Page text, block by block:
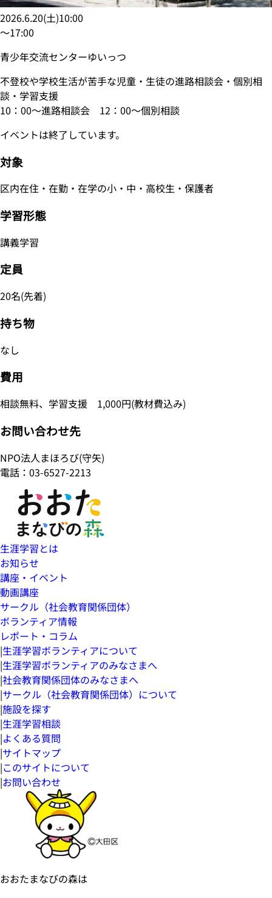
2026.6.20(土)10:00
〜17:00
青少年交流センターゆいっつ
不登校や学校生活が苦手な児童・生徒の進路相談会・個別相
談・学習支援
10：00～進路相談会 12：00～個別相談
イベントは終了しています。
対象
区内在住・在勤・在学の小・中・高校生・保護者
学習形態
講義学習
定員
20名(先着)
持ち物
なし
費用
相談無料、学習支援 1,000円(教材費込み)
お問い合わせ先
NPO法人まほろび(守矢)
電話：03-6527-2213
生涯学習とは
お知らせ
講座・イベント
動画講座
サークル（社会教育関係団体）
ボランティア情報
レポート・コラム
|生涯学習ボランティアについて
|生涯学習ボランティアのみなさまへ
|社会教育関係団体のみなさまへ
|サークル（社会教育関係団体）について
|施設を探す
|生涯学習相談
|よくある質問
|サイトマップ
|このサイトについて
|お問い合わせ
おおたまなびの森は